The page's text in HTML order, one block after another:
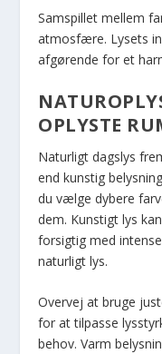
Samspillet mellem
atmosfære. Lysets
afgørende for et
OPLYSTE
Naturligt dagslys
end kunstig
du vælge dybere
dem. Kunstigt lys
forsigtig med
naturligt lys.
Overvej at bruge
for at tilpasse
behov. Varm